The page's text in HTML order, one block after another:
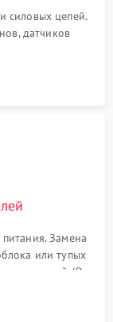
силовых цепей.
датчиков
износа
гидросистемы
Замена
или тупых
(O-
устранения